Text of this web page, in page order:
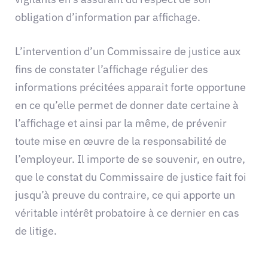
obligation d’information par affichage.
L’intervention d’un Commissaire de justice aux
fins de constater l’affichage régulier des
informations précitées apparait forte opportune
en ce qu’elle permet de donner date certaine à
l’affichage et ainsi par la même, de prévenir
toute mise en œuvre de la responsabilité de
l’employeur. Il importe de se souvenir, en outre,
que le constat du Commissaire de justice fait foi
jusqu’à preuve du contraire, ce qui apporte un
véritable intérêt probatoire à ce dernier en cas
de litige.